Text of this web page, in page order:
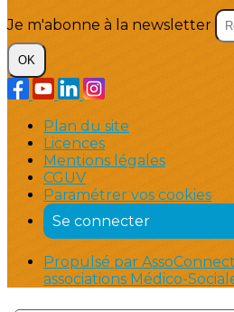
Je m'abonne à la newsletter
OK
Plan du site
Licences
Mentions légales
CGUV
Paramétrer vos cookies
Se connecter
Propulsé par
associations Médico-